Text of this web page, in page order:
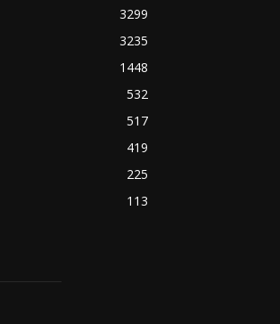
3299
3235
1448
532
517
419
225
113